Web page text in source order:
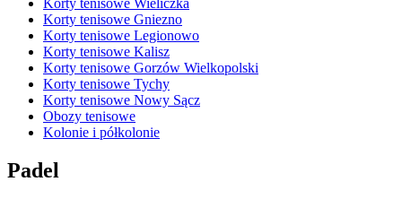
Korty tenisowe Gniezno
Korty tenisowe Legionowo
Korty tenisowe Kalisz
Korty tenisowe Gorzów Wielkopolski
Korty tenisowe Tychy
Korty tenisowe Nowy Sącz
Obozy tenisowe
Kolonie i półkolonie
Padel